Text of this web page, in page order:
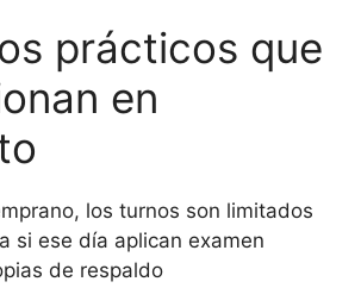
prácticos que
en
los turnos son limitados
si ese día aplican examen
de respaldo